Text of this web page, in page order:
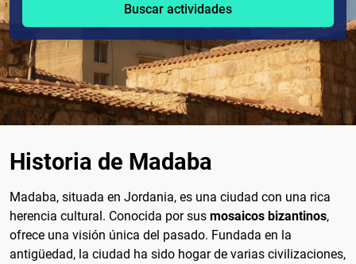
Buscar actividades
Historia de Madaba
Madaba, situada en Jordania, es una ciudad con una rica
herencia cultural. Conocida por sus mosaicos bizantinos,
ofrece una visión única del pasado. Fundada en la
antigüedad, la ciudad ha sido hogar de varias civilizaciones,